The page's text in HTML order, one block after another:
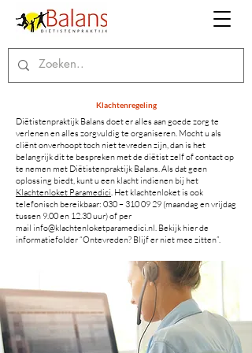
Klachtenregeling
Diëtistenpraktijk Balans doet er alles aan goede zorg te
verlenen en alles zorgvuldig te organiseren. Mocht u als
cliënt onverhoopt toch niet tevreden zijn, dan is het
belangrijk dit te bespreken met de diëtist zelf of contact op
te nemen met Diëtistenpraktijk Balans. Als dat geen
oplossing biedt, kunt u een klacht indienen bij het
Klachtenloket Paramedici. Het klachtenloket is ook
telefonisch bereikbaar: 030 – 310 09 29 (maandag en vrijdag
tussen 9.00 en 12.30 uur) of per
mail info@klachtenloketparamedici.nl. Bekijk hier de
informatiefolder“Ontevreden? Blijf er niet mee zitten”.